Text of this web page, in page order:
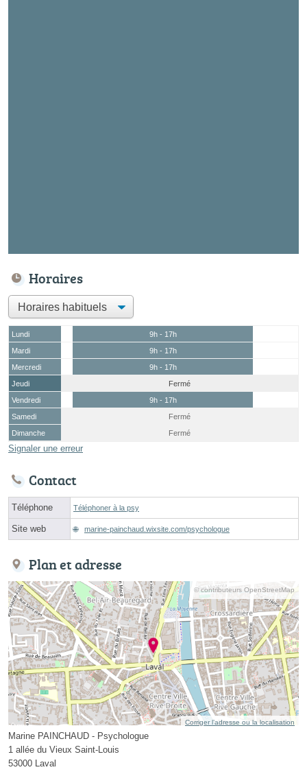
Horaires
Lundi
9h - 17h
Mardi
9h - 17h
Mercredi
9h - 17h
Jeudi
Fermé
Vendredi
9h - 17h
Samedi
Fermé
Dimanche
Fermé
Signaler une erreur
Contact
Téléphone Téléphoner à la psy
Site web marine-painchaud.wixsite.com/psychologue
Plan et adresse
© contributeurs OpenStreetMap
Corriger l’adresse ou la localisation
Marine PAINCHAUD - Psychologue
1 allée du Vieux Saint-Louis
53000 Laval